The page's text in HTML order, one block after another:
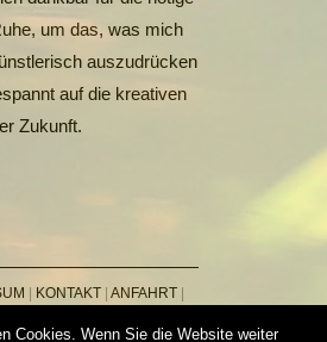
um das, was mich
auszudrücken
auf die kreativen
Zukunft.
KONTAKT| ANFAHRT|
KARL
Cookies. Wenn Sie die Website weiter